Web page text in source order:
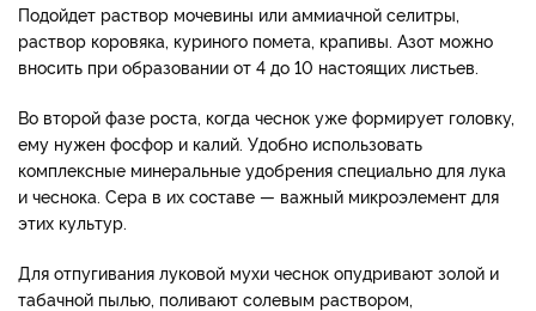
Подойдет раствор мочевины или аммиачной селитры,
раствор коровяка, куриного помета, крапивы. Азот можно
вносить при образовании от 4 до 10 настоящих листьев.
Во второй фазе роста, когда чеснок уже формирует головку,
ему нужен фосфор и калий. Удобно использовать
комплексные минеральные удобрения специально для лука
и чеснока. Сера в их составе — важный микроэлемент для
этих культур.
Для отпугивания луковой мухи чеснок опудривают золой и
табачной пылью, поливают солевым раствором,